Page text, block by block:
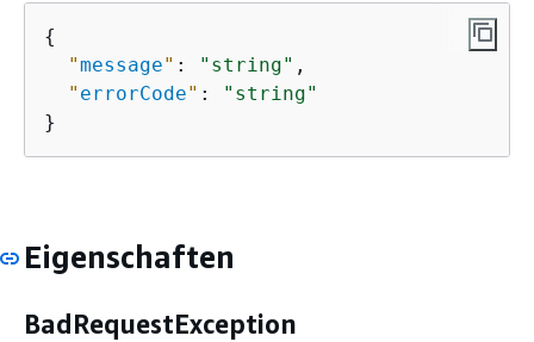
{
"message" : "string" ,
" errorCode" :
"string"
}
Eigenschaften
BadRequestException